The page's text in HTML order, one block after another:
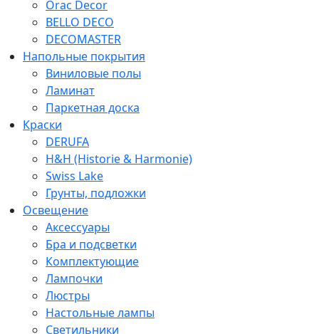
Orac Decor
BELLO DECO
DECOMASTER
Напольные покрытия
Виниловые полы
Ламинат
Паркетная доска
Краски
DERUFA
H&H (Historie & Harmonie)
Swiss Lake
Грунты, подложки
Освещение
Аксессуары
Бра и подсветки
Комплектующие
Лампочки
Люстры
Настольные лампы
Светильники